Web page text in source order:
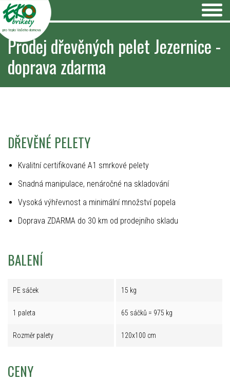
pro teplo Vašeho domova
Prodej dřevěných pelet Jezernice -
doprava zdarma
DŘEVĚNÉ PELETY
Kvalitní certifikované A1 smrkové pelety
Snadná manipulace, nenáročné na skladování
Vysoká výhřevnost a minimální množství popela
Doprava ZDARMA do 30 km od prodejního skladu
BALENÍ
PE sáček 15 kg
1 paleta 65 sáčků = 975 kg
Rozměr palety 120x100 cm
CENY